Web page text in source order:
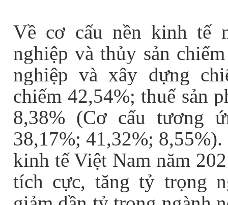
Về cơ cấu nền kinh tế
nghiệp và thủy sản
nghiệp và xây dựng
chiếm 42,54%; thuế sản
8,38% (Cơ cấu tương
38,17%; 41,32%; 8,55%).
kinh tế Việt Nam năm
tích cực, tăng tỷ trọng